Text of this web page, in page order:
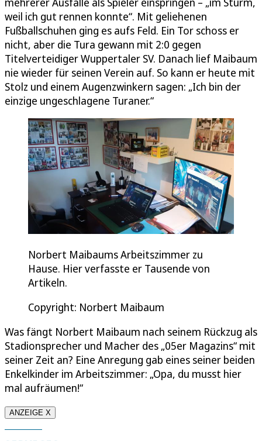
weil ich gut rennen konnte“. Mit geliehenen
Fußballschuhen ging es aufs Feld. Ein Tor schoss er
nicht, aber die Tura gewann mit 2:0 gegen
Titelverteidiger Wuppertaler SV. Danach lief Maibaum
nie wieder für seinen Verein auf. So kann er heute mit
Stolz und einem Augenzwinkern sagen: „Ich bin der
einzige ungeschlagene Turaner.“
Norbert Maibaums Arbeitszimmer zu
Hause. Hier verfasste er Tausende von
Artikeln.
Copyright: Norbert Maibaum
Was fängt Norbert Maibaum nach seinem Rückzug als
Stadionsprecher und Macher des „05er Magazins“ mit
seiner Zeit an? Eine Anregung gab eines seiner beiden
Enkelkinder im Arbeitszimmer: „Opa, du musst hier
mal aufräumen!“
ANZEIGE X